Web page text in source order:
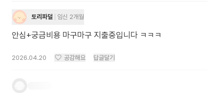
토리파덜 임신 2개월
안심+궁금비용 마구마구 지출중입니다 ㅋㅋㅋ
2026.04.20 공감해요 답글달기